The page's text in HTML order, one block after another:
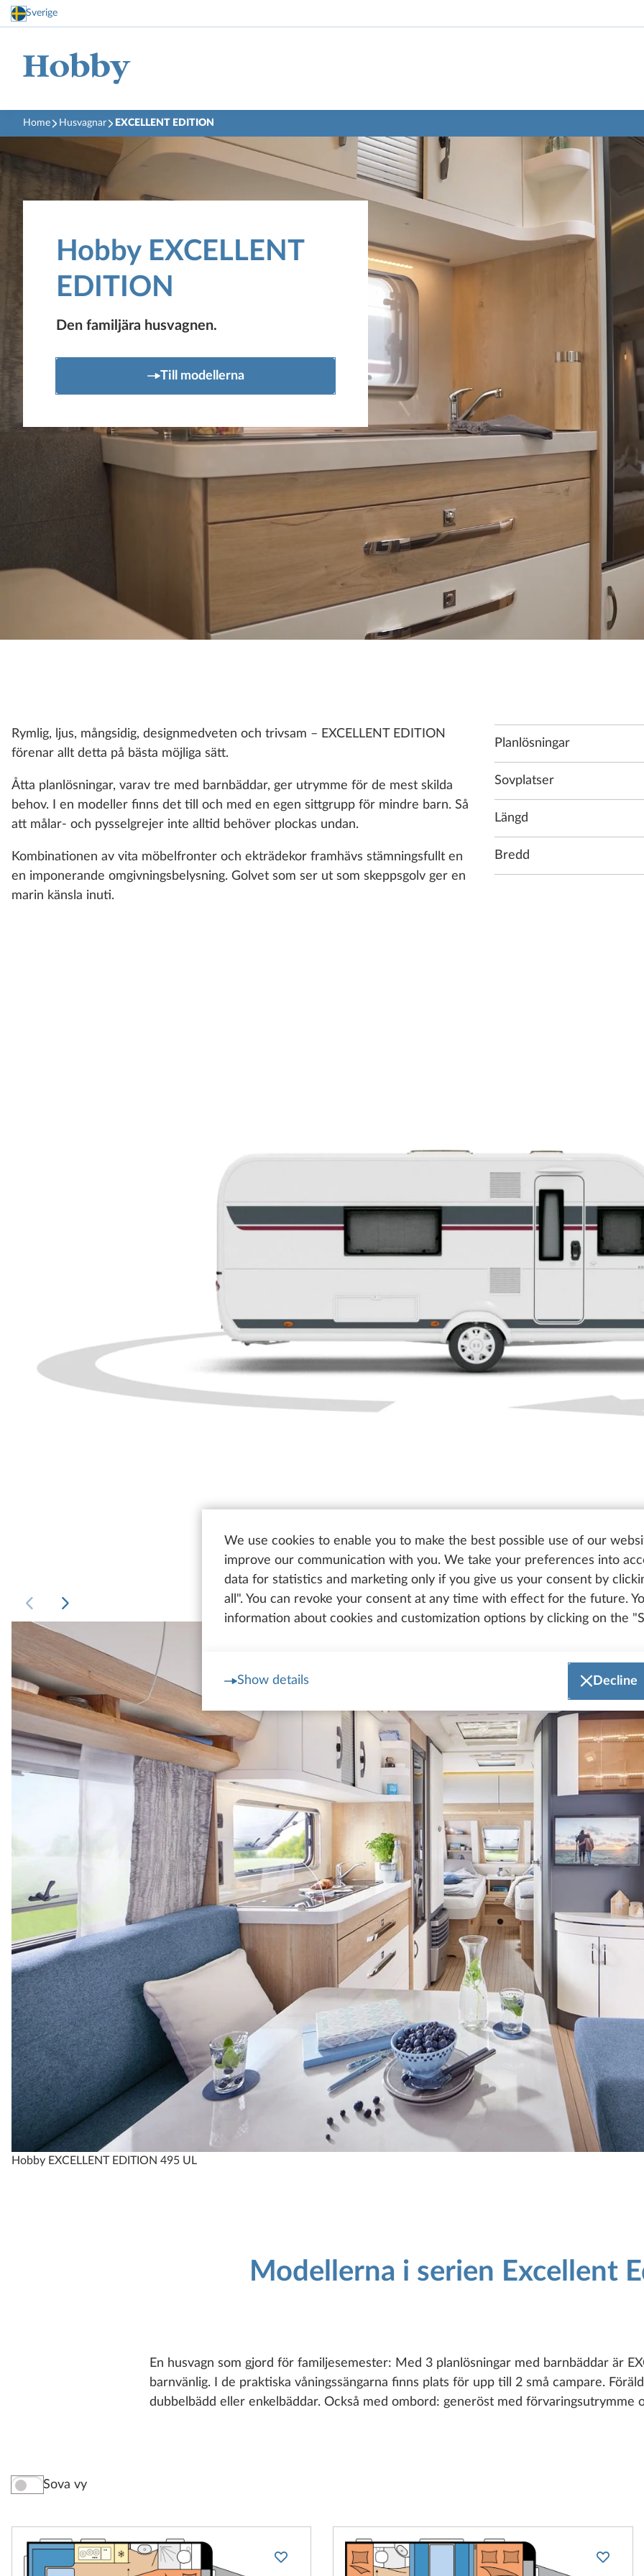
We use cookies to enable you to make the best possible use of our
improve our communication with you. We take your preferences into
data for statistics and marketing only if you give us your consent by
all". You can revoke your consent at any time with effect for the future.
information about cookies and customization options by clicking on the
Show details Decline
Sverige
Home Husvagnar EXCELLENT EDITION
Hobby EXCELLENT
EDITION
Den familjära husvagnen.
Till modellerna
Rymlig, ljus, mångsidig, designmedveten och trivsam – EXCELLENT EDITION
förenar allt detta på bästa möjliga sätt.
Åtta planlösningar, varav tre med barnbäddar, ger utrymme för de mest skilda
behov. I en modeller finns det till och med en egen sittgrupp för mindre barn. Så
att målar- och pysselgrejer inte alltid behöver plockas undan.
Kombinationen av vita möbelfronter och ekträdekor framhävs stämningsfullt en
en imponerande omgivningsbelysning. Golvet som ser ut som skeppsgolv ger en
marin känsla inuti.
Planlösningar
Sovplatser
Längd
Bredd
Hobby EXCELLENT EDITION 495 UL
Modellerna i serien Excellent
En husvagn som gjord för familjesemester: Med 3 planlösningar med barnbäddar är
barnvänlig. I de praktiska våningssängarna finns plats för upp till 2 små campare.
dubbelbädd eller enkelbäddar. Också med ombord: generöst med förvaringsutrymme
Sova vy